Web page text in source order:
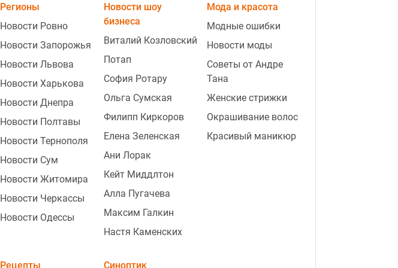
20:24
Мята сохранит аромат и свежесть:
сушки
подписал указ
19:31
"Чтобы Украина победила": в
Польше предлагают массово
депортировать украинских
19:10
Регионы
Новости Ровно
Новости Запорожья
Новости Львова
Новости Харькова
Новости Днепра
Новости Полтавы
Новости Тернополя
Новости Сум
Новости Житомира
Новости Черкассы
Новости Одессы
Новости шоу
бизнеса
Виталий Козловский
Потап
София Ротару
Ольга Сумская
Филипп Киркоров
Елена Зеленская
Ани Лорак
Кейт Миддлтон
Алла Пугачева
Максим Галкин
Настя Каменских
Мода и красота
Модные ошибки
Новости моды
Советы от Андре
Тана
Женские стрижки
Окрашивание волос
Красивый маникюр
Рецепты Синоптик